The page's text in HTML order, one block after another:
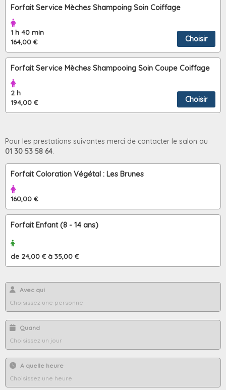
Forfait Service Mèches Shampoing Soin Coiffage
1 h 40 min
164,00 €
Choisir
Forfait Service Mèches Shampooing Soin Coupe Coiffage
2 h
194,00 €
Choisir
Pour les prestations suivantes merci de contacter le salon au
01 30 53 58 64.
Forfait Coloration Végétal : Les Brunes
160,00 €
Forfait Enfant (8 - 14 ans)
de 24,00 € à 35,00 €
Avec qui
Quand
A quelle heure